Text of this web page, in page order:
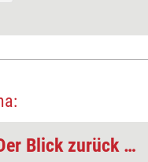
Supervisions-Tool: Der Blick zurück nach vorn